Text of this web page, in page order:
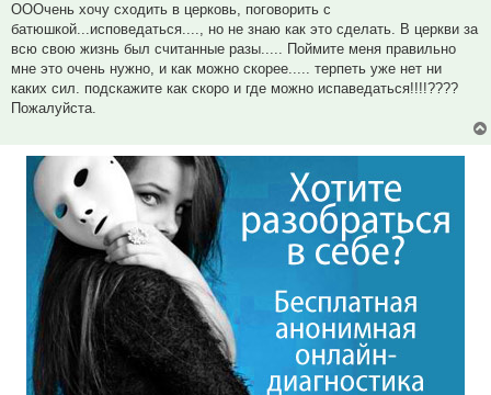
ОООчень хочу сходить в церковь, поговорить с
батюшкой...исповедаться...., но не знаю как это сделать. В церкви за
всю свою жизнь был считанные разы..... Поймите меня правильно
мне это очень нужно, и как можно скорее..... терпеть уже нет ни
каких сил. подскажите как скоро и где можно испаведаться!!!!????
Пожалуйста.